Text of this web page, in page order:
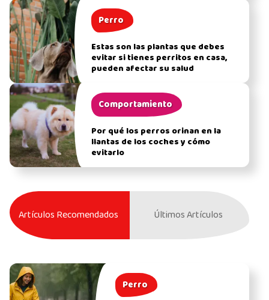
Perro
Estas son las plantas que debes
evitar si tienes perritos en casa,
pueden afectar su salud
Comportamiento
Por qué los perros orinan en la
llantas de los coches y cómo
evitarlo
Artículos Recomendados Últimos Artículos
Perro